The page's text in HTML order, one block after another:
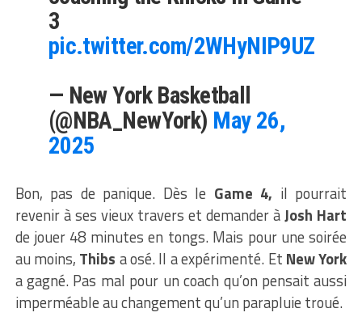
3
pic.twitter.com/2WHyNIP9UZ
— New York Basketball
(@NBA_NewYork) May 26,
2025
Bon, pas de panique. Dès le Game 4, il pourrait
revenir à ses vieux travers et demander àJosh Hart
de jouer 48 minutes en tongs. Mais pour une soirée
au moins, Thibs a osé. Il a expérimenté. Et New York
a gagné. Pas mal pour un coach qu’on pensait aussi
imperméable au changement qu’un parapluie troué.